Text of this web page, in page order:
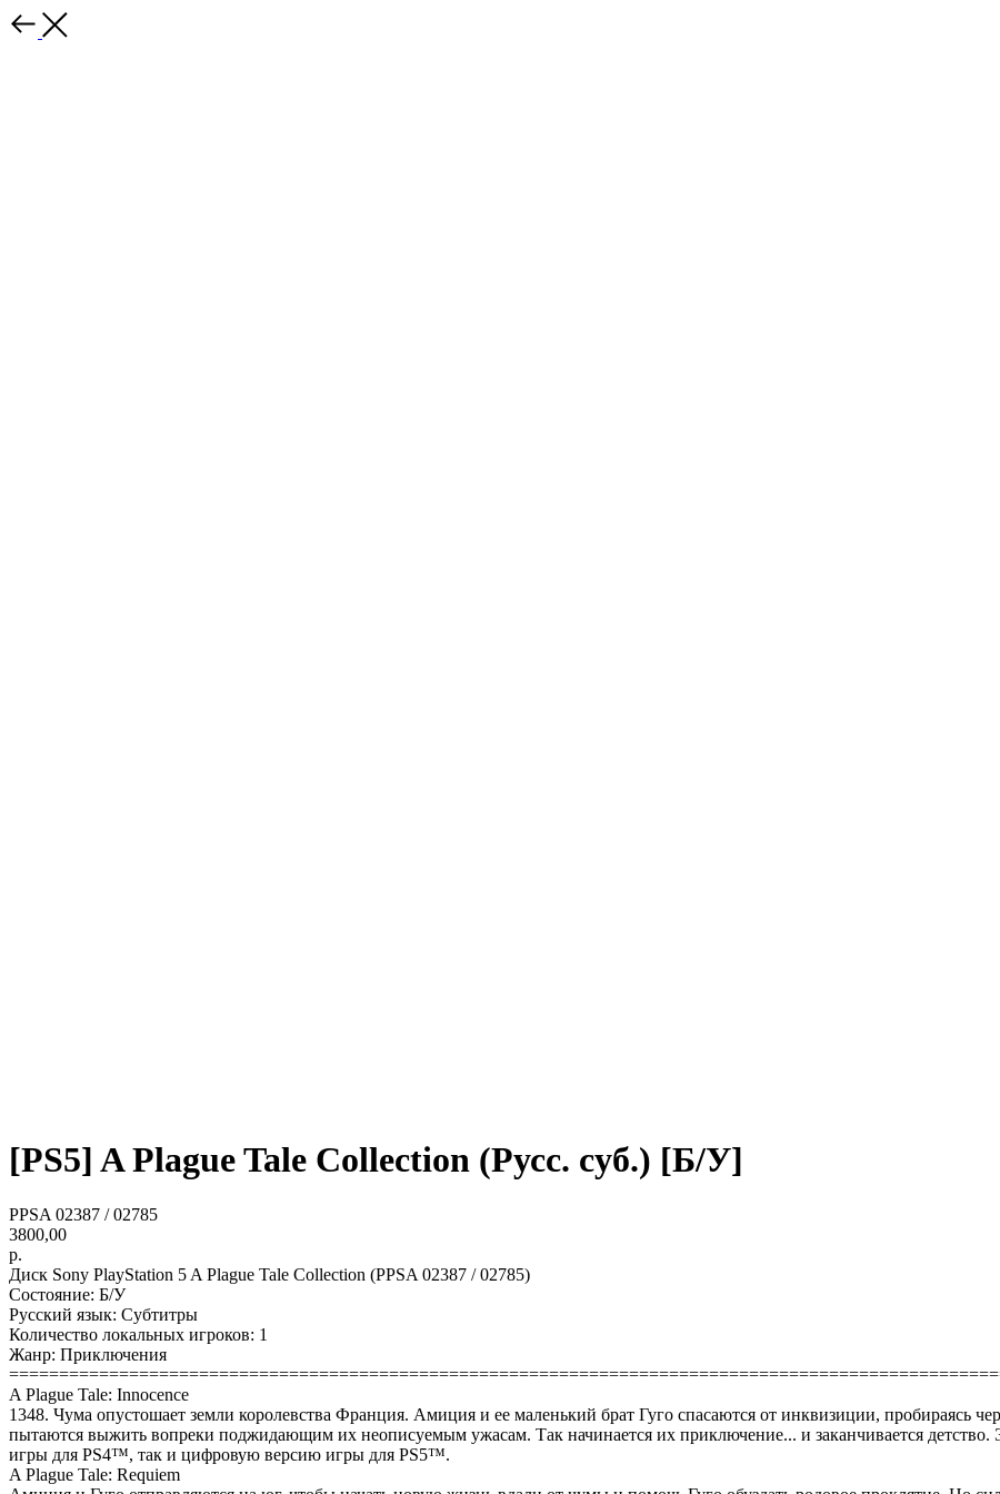
[PS5] A Plague Tale Collection (Русс. суб.) [Б/У]
PPSA 02387 / 02785
3800,00
р.
Диск Sony PlayStation 5 A Plague Tale Collection (PPSA 02387 / 02785)
Состояние: Б/У
Русский язык: Субтитры
Количество локальных игроков: 1
Жанр: Приключения
A Plague Tale: Innocence
1348. Чума опустошает земли королевства Франция. Амиция и ее маленький брат Гуго спасаются от инквизиции, пробираясь
пытаются выжить вопреки поджидающим их неописуемым ужасам. Так начинается их приключение... и заканчивается детство.
игры для PS4™, так и цифровую версию игры для PS5™.
A Plague Tale: Requiem